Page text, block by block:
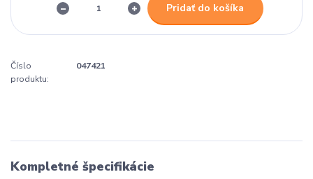
Pridať do košíka
Číslo
produktu:
047421
Kompletné špecifikácie